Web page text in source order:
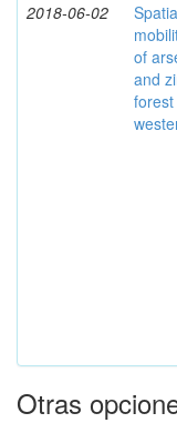
2018-06-02
of
and
Otras